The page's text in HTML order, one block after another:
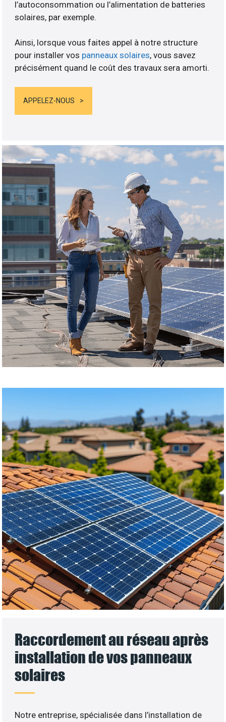
l’autoconsommation ou l’alimentation de batteries
solaires, par exemple.
Ainsi, lorsque vous faites appel à notre structure
pour installer vos panneaux solaires, vous savez
précisément quand le coût des travaux sera amorti.
APPELEZ-NOUS
Raccordement au réseau après
installation de vos panneaux
solaires
Notre entreprise, spécialisée dans l’installation de